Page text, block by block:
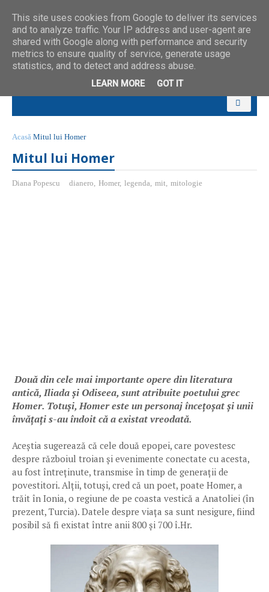
Acasă Mitul lui Homer
Mitul lui Homer
Diana Popescu dianero, Homer, legenda, mit, mitologie
Două din cele mai importante opere din literatura
antică, Iliada și Odiseea, sunt atribuite poetului grec
Homer. Totuși, Homer este un personaj încețoșat și unii
învățați s-au îndoit că a existat vreodată.
Aceștia sugerează că cele două epopei, care povestesc
despre războiul troian și evenimente conectate cu acesta,
au fost întreținute, transmise în timp de generații de
povestitori. Alții, totuși, cred că un poet, poate Homer, a
trăit în Ionia, o regiune de pe coasta vestică a Anatoliei (în
prezent, Turcia). Datele despre viața sa sunt nesigure, fiind
posibil să fi existat între anii 800 și 700 î.Hr.
This site uses cookies from Google to deliver its services
and to analyze traffic. Your IP address and user-agent are
shared with Google along with performance and security
metrics to ensure quality of service, generate usage
statistics, and to detect and address abuse.
LEARN MORE GOT IT